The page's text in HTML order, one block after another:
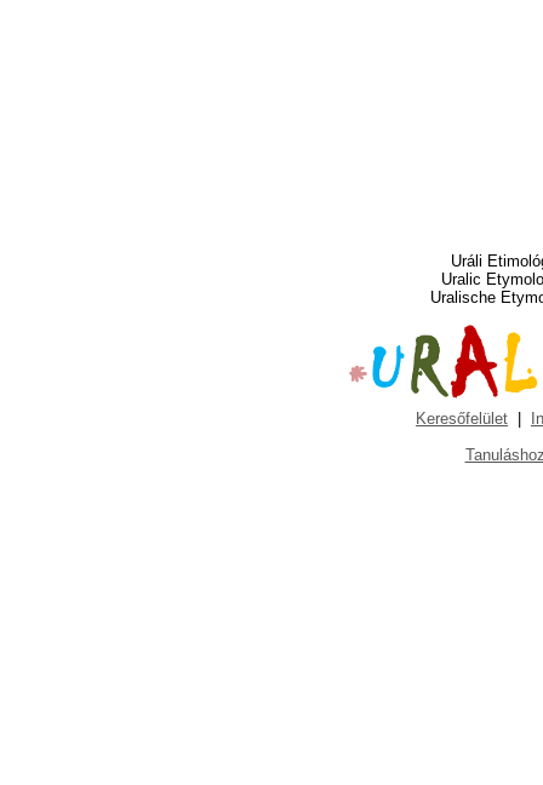
Uráli
Uralic
Uralische
Keresőfelület